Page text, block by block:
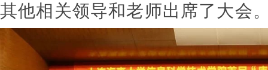
其他相关领导和老师出席了大会